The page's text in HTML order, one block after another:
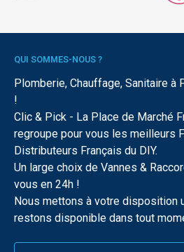
QUI SOMMES-NOUS ?
Plomberie, Chauffage, Sanitaire à
!
Clic & Pick - La Place de Marché
regroupe pour vous les meilleurs
Distributeurs Français du DIY.
Un large choix de Vannes &
vous en 24h !
Nous mettons à votre disposition
restons disponible dans tout